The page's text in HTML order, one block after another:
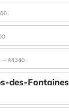
- 44340
des-Fontaines